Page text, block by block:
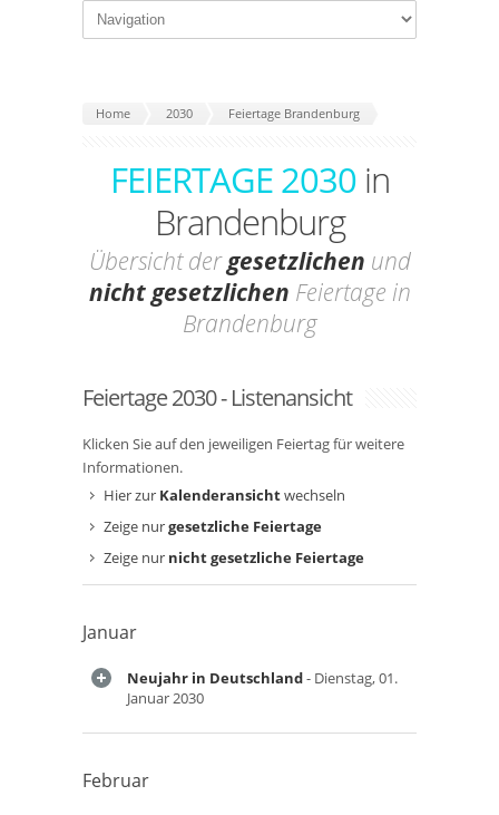
Home 2030 Feiertage Brandenburg
FEIERTAGE 2030in
Brandenburg
Übersicht dergesetzlichen und
nicht gesetzlichen Feiertage in
Brandenburg
Feiertage 2030 - Listenansicht
Klicken Sie auf den jeweiligen Feiertag für weitere
Informationen.
Hier zur Kalenderansichtwechseln
Zeige nurgesetzliche Feiertage
Zeige nur nicht gesetzliche Feiertage
Januar
Neujahr in Deutschland- Dienstag, 01.
Januar 2030
Februar